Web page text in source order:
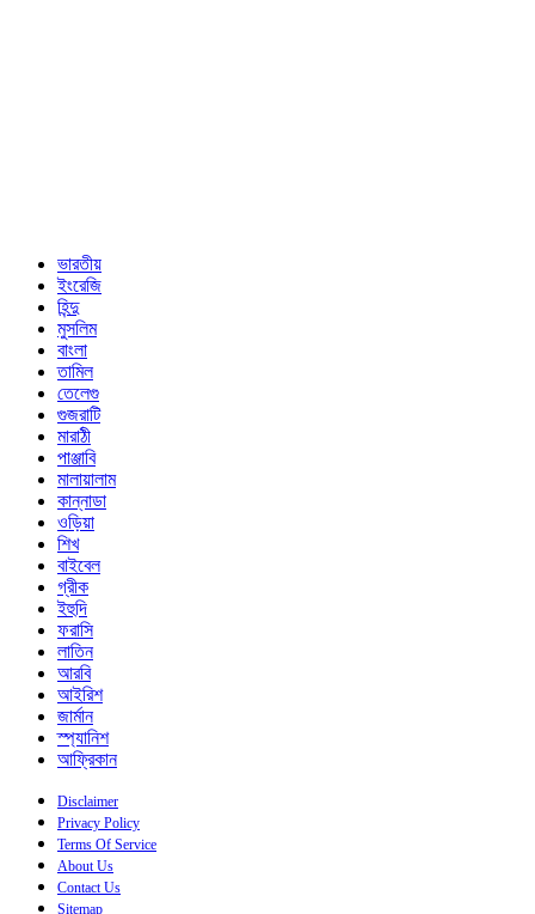
ভারতীয়
ইংরেজি
হিন্দু
মুসলিম
বাংলা
তামিল
তেলেগু
গুজরাটি
মারাঠী
পাঞ্জাবি
মালায়ালাম
কান্নাডা
ওড়িয়া
শিখ
বাইবেল
গ্রীক
ইহুদি
ফরাসি
লাতিন
আরবি
আইরিশ
জার্মান
স্প্যানিশ
আফ্রিকান
Disclaimer
Privacy Policy
Terms Of Service
About Us
Contact Us
Sitemap